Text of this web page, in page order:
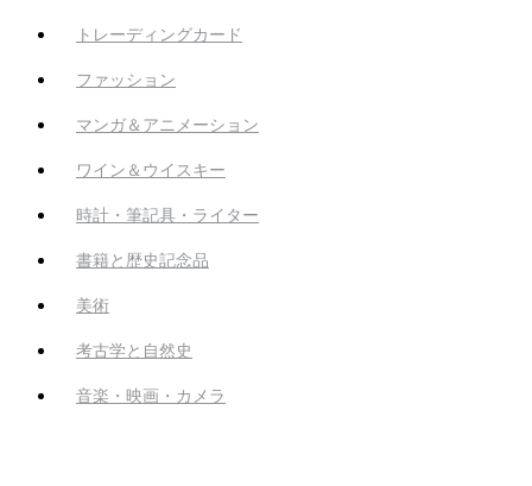
トレーディングカード
ファッション
マンガ＆アニメーション
ワイン＆ウイスキー
時計・筆記具・ライター
書籍と歴史記念品
美術
考古学と自然史
音楽・映画・カメラ